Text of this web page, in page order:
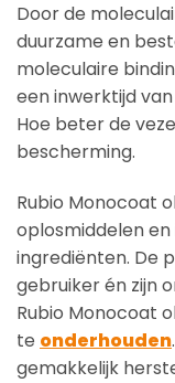
Door de
duurzame en
moleculaire
een inwerktijd
Hoe beter de
bescherming.
Rubio Monocoat
oplosmiddelen
ingrediënten. De
gebruiker én zijn
Rubio Monocoat
te onderhouden
gemakkelijk